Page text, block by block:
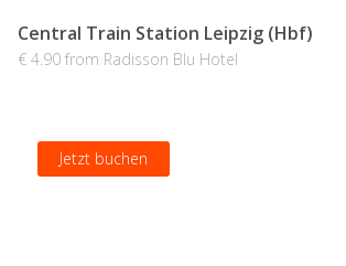
Central Train Station Leipzig (Hbf)
€ 4.90 from Radisson Blu Hotel
Jetzt buchen